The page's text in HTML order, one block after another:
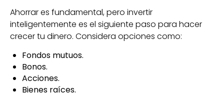
Ahorrar es fundamental, pero invertir
inteligentemente es el siguiente paso para hacer
crecer tu dinero. Considera opciones como:
Fondos mutuos.
Bonos.
Acciones.
Bienes raíces.